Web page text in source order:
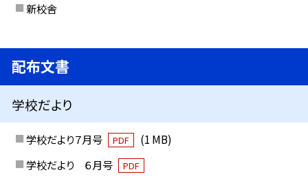
新校舎
配布文書
学校だより
学校だより７月号 PDF
(1 MB)
学校だより ６月号
PDF